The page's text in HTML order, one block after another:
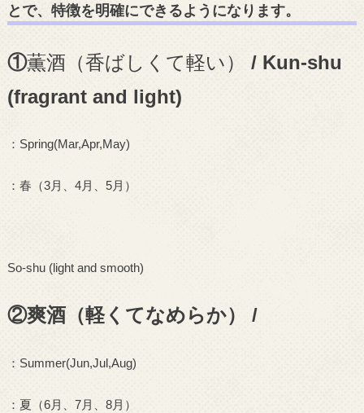
とで、特徴を明確にできるようになります。
①薫酒（香ばしくて軽い） / Kun-shu
(fragrant and light)
： Spring(Mar,Apr,May)
：春（3月、 4月、 5月）
So-shu (light and smooth)
②爽酒（軽くてなめらか） /
： Summer(Jun,Jul,Aug)
：夏（6月、 7月、 8月）